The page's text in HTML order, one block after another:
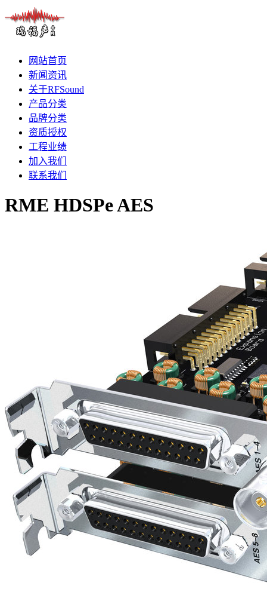
网站首页
新闻资讯
关于RFSound
产品分类
品牌分类
资质授权
工程业绩
加入我们
联系我们
RME HDSPe AES